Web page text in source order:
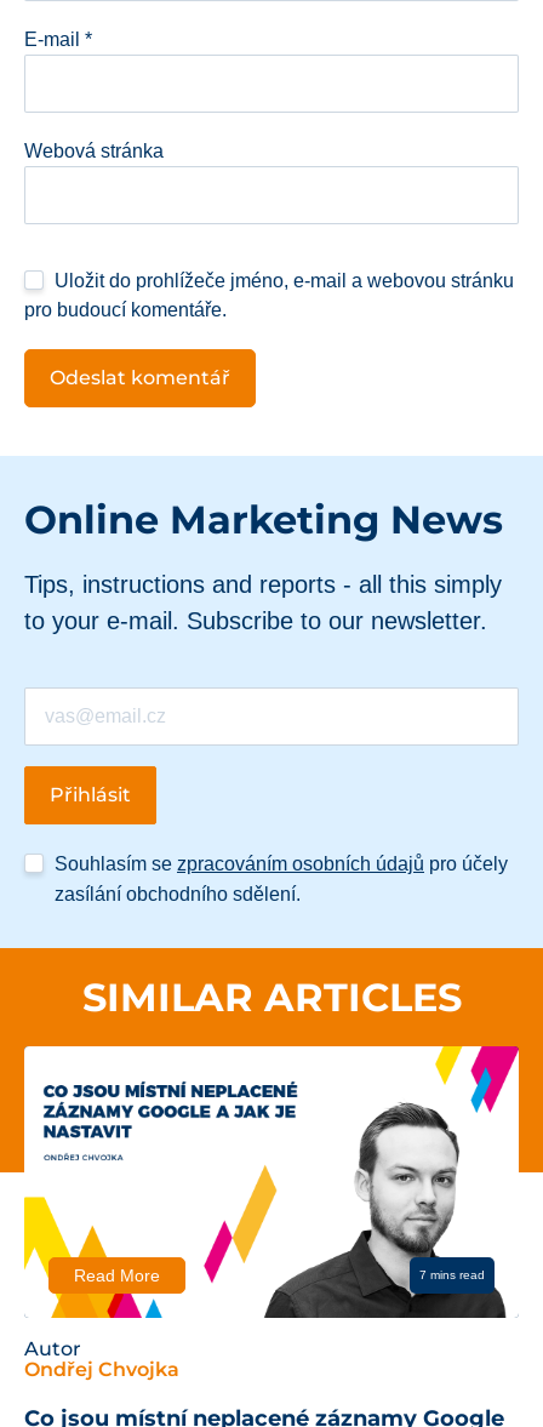
E-mail *
Webová stránka
Uložit do prohlížeče jméno, e-mail a webovou stránku
pro budoucí komentáře.
Online Marketing News
Tips, instructions and reports - all this simply
to your e-mail. Subscribe to our newsletter.
Souhlasím se zpracováním osobních údajů pro účely
zasílání obchodního sdělení.
SIMILAR ARTICLES
Read More 7 mins read
Autor
Ondřej Chvojka
Co jsou místní neplacené záznamy Google